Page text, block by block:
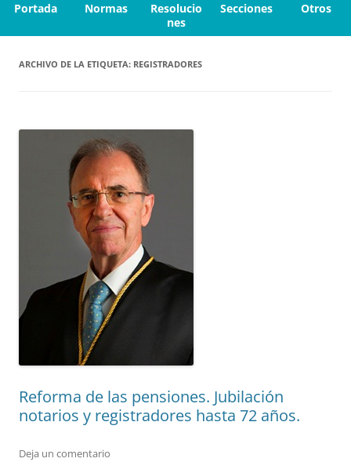
Portada Normas
Resolucio
nes
Secciones Otros
ARCHIVO DE LA ETIQUETA: REGISTRADORES
Reforma de las pensiones. Jubilación
notarios y registradores hasta 72 años.
Deja un comentario